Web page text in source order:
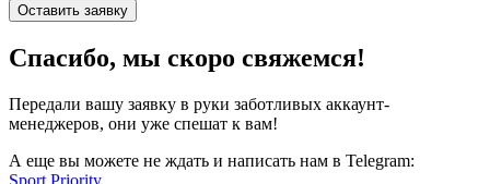
Оставить заявку
Спасибо, мы скоро свяжемся!
Передали вашу заявку в руки заботливых аккаунт-
менеджеров, они уже спешат к вам!
А еще вы можете не ждать и написать нам в Telegram:
Sport Priority